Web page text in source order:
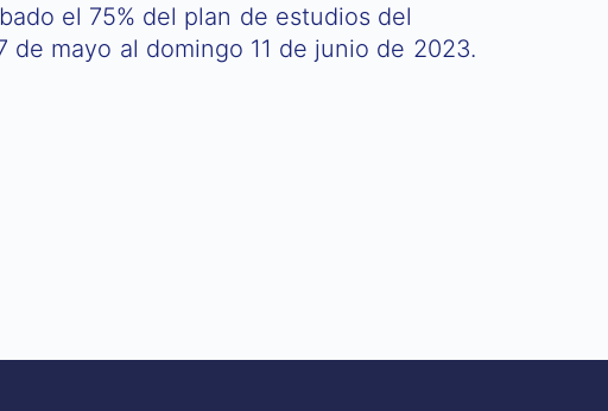
el 75% del plan de estudios del
mayo al domingo 11 de junio de 2023.